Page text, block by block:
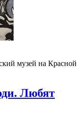
музей на Красной
Любят